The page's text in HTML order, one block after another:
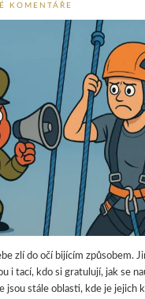
KOMENTÁŘE
zlí do očí bijícím způsobem.
i tací, kdo si gratulují, jak se
jsou stále oblasti, kde je jejich